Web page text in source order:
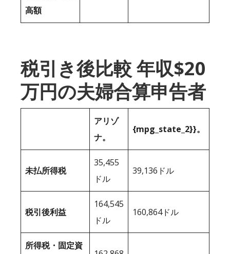
高額
税引き後比較 年収$20
万円の夫婦合算申告者
アリゾ
ナ。
{mpg_state_2}}。
未払所得税
35,455
ドル
39,136ドル
税引後利益
164,545
ドル
160,864ドル
所得税・固定資